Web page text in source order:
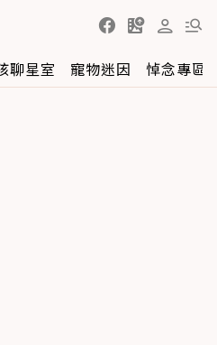
聊星室 寵物迷因 悼念專區